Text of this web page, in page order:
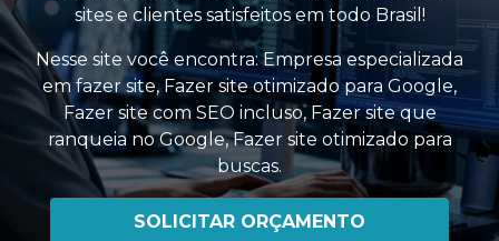
sites e clientes satisfeitos em todo Brasil!
Nesse site você encontra:Empresa especializada
em fazer site,Fazer site otimizado para Google,
Fazer site com SEO incluso, Fazer site que
ranqueia no Google,Fazer site otimizado para
buscas.
SOLICITAR ORÇAMENTO